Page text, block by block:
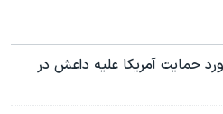
حمایت آمریکا علیه داعش در